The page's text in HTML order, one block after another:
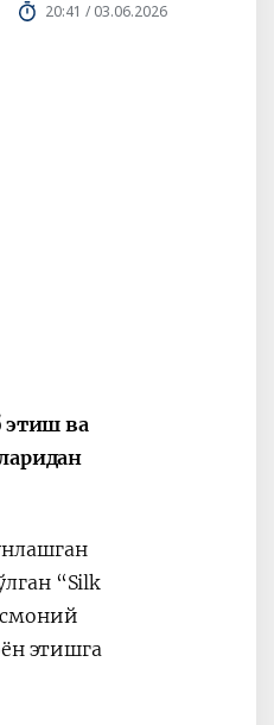
20:41 / 03.06.2026
этиш ва
“Silk
этишга